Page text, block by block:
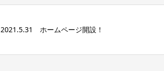
2021.5.31 ホームページ開設！